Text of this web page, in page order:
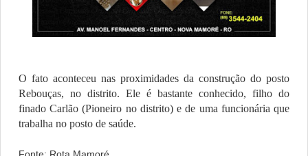
O fato aconteceu nas proximidades da construção do posto
Rebouças, no distrito. Ele é bastante conhecido, filho do
finado Carlão (Pioneiro no distrito) e de uma funcionária que
trabalha no posto de saúde.